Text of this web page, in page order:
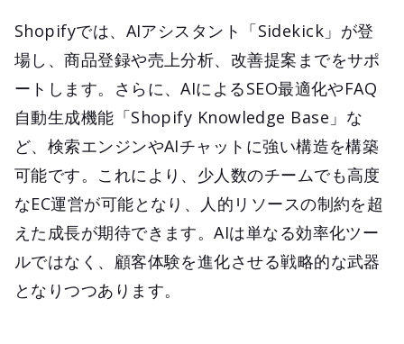
Shopifyでは、AIアシスタント「Sidekick」が登
場し、商品登録や売上分析、改善提案までをサポ
ートします。さらに、AIによるSEO最適化やFAQ
自動生成機能「Shopify Knowledge Base」な
ど、検索エンジンやAIチャットに強い構造を構築
可能です。これにより、少人数のチームでも高度
なEC運営が可能となり、人的リソースの制約を超
えた成長が期待できます。AIは単なる効率化ツー
ルではなく、顧客体験を進化させる戦略的な武器
となりつつあります。